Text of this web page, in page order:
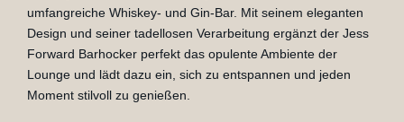
umfangreiche Whiskey- und Gin-Bar. Mit seinem eleganten
Design und seiner tadellosen Verarbeitung ergänzt der Jess
Forward Barhocker perfekt das opulente Ambiente der
Lounge und lädt dazu ein, sich zu entspannen und jeden
Moment stilvoll zu genießen.